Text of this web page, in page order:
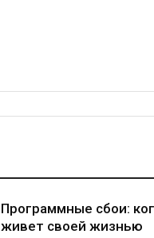
Программные сбои:
живет своей жизнью